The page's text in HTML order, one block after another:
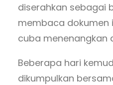
diserahkan sebagai
membaca dokumen
cuba menenangkan
Beberapa hari
dikumpulkan